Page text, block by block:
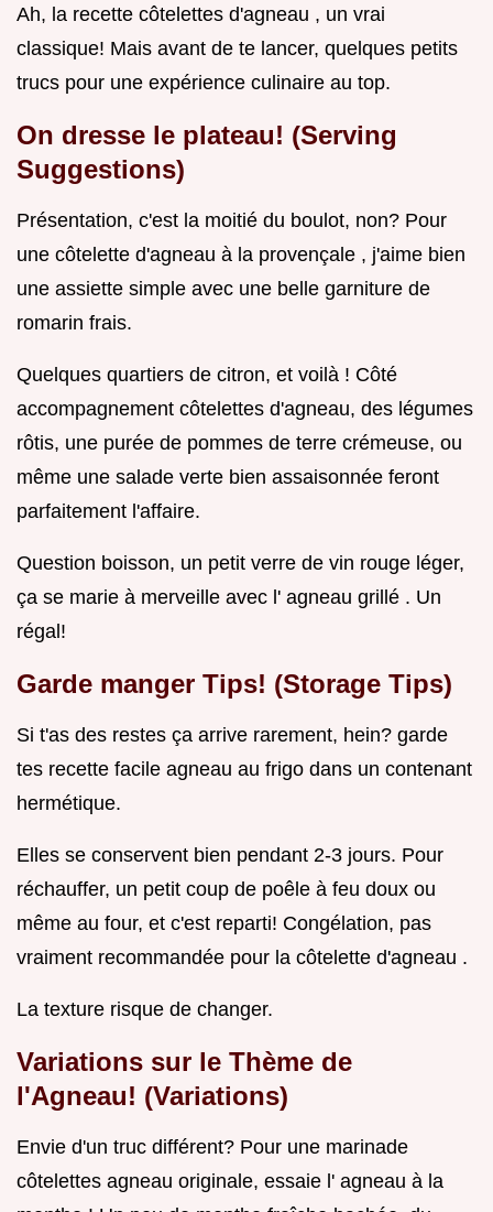
Ah, la recette côtelettes d'agneau , un vrai
classique! Mais avant de te lancer, quelques petits
trucs pour une expérience culinaire au top.
On dresse le plateau! (Serving
Suggestions)
Présentation, c'est la moitié du boulot, non? Pour
une côtelette d'agneau à la provençale , j'aime bien
une assiette simple avec une belle garniture de
romarin frais.
Quelques quartiers de citron, et voilà ! Côté
accompagnement côtelettes d'agneau, des légumes
rôtis, une purée de pommes de terre crémeuse, ou
même une salade verte bien assaisonnée feront
parfaitement l'affaire.
Question boisson, un petit verre de vin rouge léger,
ça se marie à merveille avec l' agneau grillé . Un
régal!
Garde manger Tips! (Storage Tips)
Si t'as des restes ça arrive rarement, hein? garde
tes recette facile agneau au frigo dans un contenant
hermétique.
Elles se conservent bien pendant 2-3 jours. Pour
réchauffer, un petit coup de poêle à feu doux ou
même au four, et c'est reparti! Congélation, pas
vraiment recommandée pour la côtelette d'agneau .
La texture risque de changer.
Variations sur le Thème de
l'Agneau! (Variations)
Envie d'un truc différent? Pour une marinade
côtelettes agneau originale, essaie l' agneau à la